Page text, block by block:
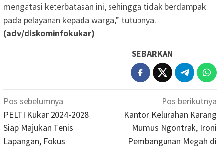
mengatasi keterbatasan ini, sehingga tidak berdampak
pada pelayanan kepada warga,” tutupnya.
(adv/diskominfokukar)
SEBARKAN
Navigasi
pos
Pos sebelumnya
PELTI Kukar 2024-2028
Siap Majukan Tenis
Lapangan, Fokus
Pos berikutnya
Kantor Kelurahan Karang
Mumus Ngontrak, Ironi
Pembangunan Megah di